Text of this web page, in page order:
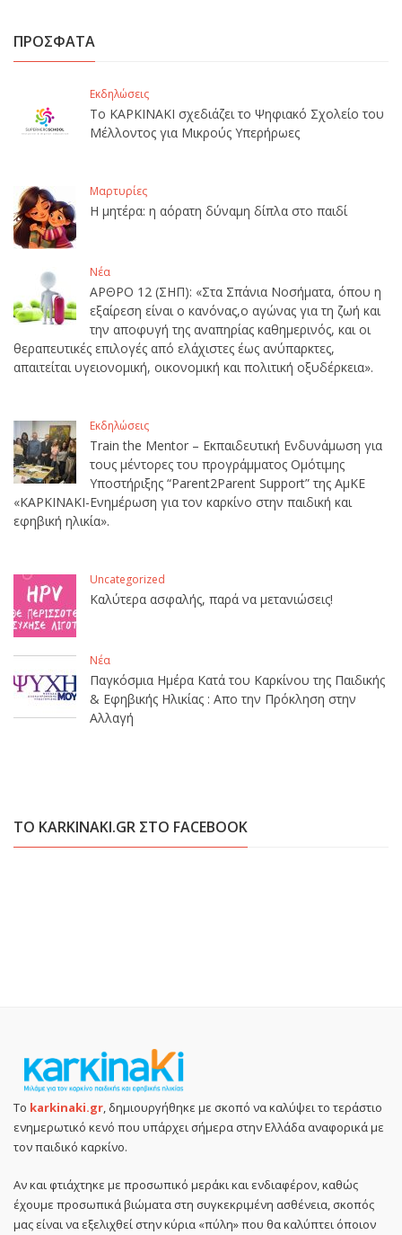
ΠΡΟΣΦΑΤΑ
Εκδηλώσεις
Το ΚΑΡΚΙΝΑΚΙ σχεδιάζει το Ψηφιακό Σχολείο του
Μέλλοντος για Μικρούς Υπερήρωες
Μαρτυρίες
Η μητέρα: η αόρατη δύναμη δίπλα στο παιδί
Νέα
ΑΡΘΡΟ 12 (ΣΗΠ): «Στα Σπάνια Νοσήματα, όπου η
εξαίρεση είναι ο κανόνας,ο αγώνας για τη ζωή και
την αποφυγή της αναπηρίας καθημερινός, και οι
θεραπευτικές επιλογές από ελάχιστες έως ανύπαρκτες,
απαιτείται υγειονομική, οικονομική και πολιτική οξυδέρκεια».
Εκδηλώσεις
Train the Mentor – Εκπαιδευτική Ενδυνάμωση για
τους μέντορες του προγράμματος Ομότιμης
Υποστήριξης “Parent2Parent Support” της ΑμΚΕ
«ΚΑΡΚΙΝΑΚΙ-Ενημέρωση για τον καρκίνο στην παιδική και
εφηβική ηλικία».
Uncategorized
Καλύτερα ασφαλής, παρά να μετανιώσεις!
Νέα
Παγκόσμια Ημέρα Κατά του Καρκίνου της Παιδικής
& Εφηβικής Ηλικίας : Απο την Πρόκληση στην
Αλλαγή
ΤΟ KARKINAKI.GR ΣΤΟ FACEBOOK
Το karkinaki.gr, δημιουργήθηκε με σκοπό να καλύψει το τεράστιο
ενημερωτικό κενό που υπάρχει σήμερα στην Ελλάδα αναφορικά με
τον παιδικό καρκίνο.
Αν και φτιάχτηκε με προσωπικό μεράκι και ενδιαφέρον, καθώς
έχουμε προσωπικά βιώματα στη συγκεκριμένη ασθένεια, σκοπός
μας είναι να εξελιχθεί στην κύρια «πύλη» που θα καλύπτει όποιον